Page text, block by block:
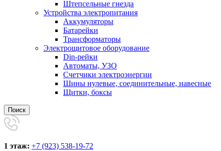
Штепсельные гнезда
Устройства электропитания
Аккумуляторы
Батарейки
Трансформаторы
Электрощитовое оборудование
Din-рейки
Автоматы, УЗО
Счетчики электроэнергии
Шины нулевые, соединительные, навесные
Щитки, боксы
Поиск
1 этаж: +7 (923) 538-19-72